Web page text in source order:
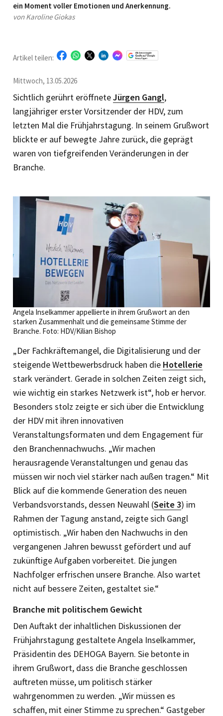
ein Moment voller Emotionen und Anerkennung.
von Karoline Giokas
Mittwoch, 13.05.2026
Artikel teilen:
Sichtlich gerührt eröffneteJürgen Gangl,
langjähriger erster Vorsitzender der HDV, zum
letzten Mal die Frühjahrstagung. In seinem Grußwort
blickte er auf bewegte Jahre zurück, die geprägt
waren von tiefgreifenden Veränderungen in der
Branche.
Angela Inselkammer appellierte in ihrem Grußwort an den
starken Zusammenhalt und die gemeinsame Stimme der
Branche. Foto: HDV/Kilian Bishop
„Der Fachkräftemangel, die Digitalisierung und der
steigende Wettbewerbsdruck haben die Hotellerie
stark verändert. Gerade in solchen Zeiten zeigt sich,
wie wichtig ein starkes Netzwerk ist“, hob er hervor.
Besonders stolz zeigte er sich über die Entwicklung
der HDV mit ihren innovativen
Veranstaltungsformaten und dem Engagement für
den Branchennachwuchs. „Wir machen
herausragende Veranstaltungen und genau das
müssen wir noch viel stärker nach außen tragen.“ Mit
Blick auf die kommende Generation des neuen
Verbandsvorstands, dessen Neuwahl (Seite 3) im
Rahmen der Tagung anstand, zeigte sich Gangl
optimistisch. „Wir haben den Nachwuchs in den
vergangenen Jahren bewusst gefördert und auf
zukünftige Aufgaben vorbereitet. Die jungen
Nachfolger erfrischen unsere Branche. Also wartet
nicht auf bessere Zeiten, gestaltet sie.“
Branche mit politischem Gewicht
Den Auftakt der inhaltlichen Diskussionen der
Frühjahrstagung gestaltete Angela Inselkammer,
Präsidentin des DEHOGA Bayern. Sie betonte in
ihrem Grußwort, dass die Branche geschlossen
auftreten müsse, um politisch stärker
wahrgenommen zu werden. „Wir müssen es
schaffen, mit einer Stimme zu sprechen.“ Gastgeber